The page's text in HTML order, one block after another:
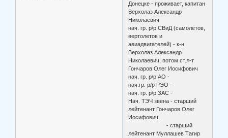
Донецке - проживает, капитан
Верхолаз Александр
Николаевич
нач. гр. р/р СВиД (самолетов,
вертолетов и
авиадвигателей) - к-н
Верхолаз Александр
Николаевич, потом ст.л-т
Гончаров Олег Иосифович
нач. гр. р/р АО -
нач.гр. р/р РЭО -
нач. гр. р/р ЗАС -
Нач. ТЭЧ звена - старший
лейтенант Гончаров Олег
Иосифович,
- старший
лейтенант Муллашев Тагир